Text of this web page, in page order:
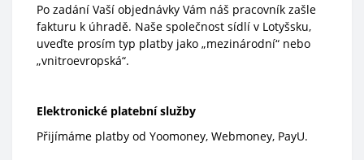
Po zadání Vaší objednávky Vám náš pracovník zašle
fakturu k úhradě. Naše společnost sídlí v Lotyšsku,
uveďte prosím typ platby jako „mezinárodní“ nebo
„vnitroevropská“.
Elektronické platební služby
Přijímáme platby od Yoomoney, Webmoney, PayU.